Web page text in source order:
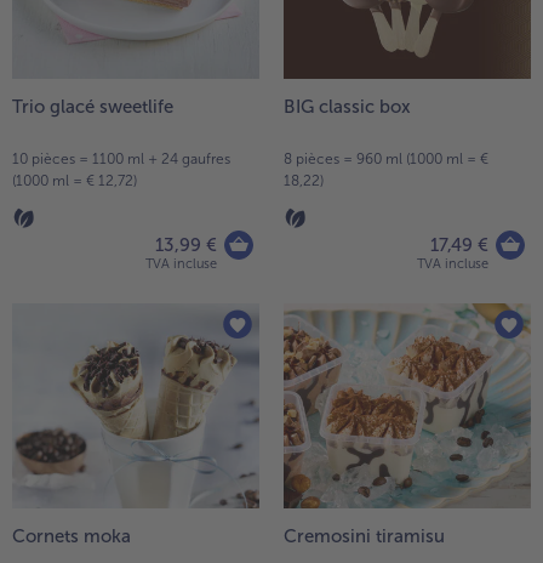
Trio glacé sweetlife
10 pièces = 1100 ml + 24 gaufres
(1000 ml = € 12,72)
13,99 €
TVA incluse
BIG classic box
8 pièces = 960 ml (1000 ml = €
18,22)
17,49 €
TVA incluse
Cornets moka Cremosini tiramisu